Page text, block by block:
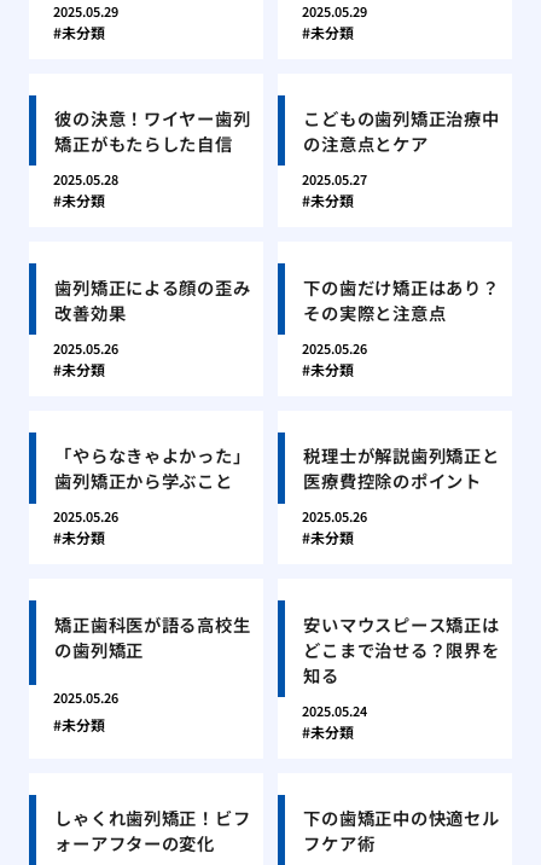
2025.05.29
未分類
2025.05.29
未分類
彼の決意！ワイヤー歯列
矯正がもたらした自信
2025.05.28
未分類
こどもの歯列矯正治療中
の注意点とケア
2025.05.27
未分類
歯列矯正による顔の歪み
改善効果
2025.05.26
未分類
下の歯だけ矯正はあり？
その実際と注意点
2025.05.26
未分類
「やらなきゃよかった」
歯列矯正から学ぶこと
2025.05.26
未分類
税理士が解説歯列矯正と
医療費控除のポイント
2025.05.26
未分類
矯正歯科医が語る高校生
の歯列矯正
2025.05.26
未分類
安いマウスピース矯正は
どこまで治せる？限界を
知る
2025.05.24
未分類
しゃくれ歯列矯正！ビフ
ォーアフターの変化
下の歯矯正中の快適セル
フケア術